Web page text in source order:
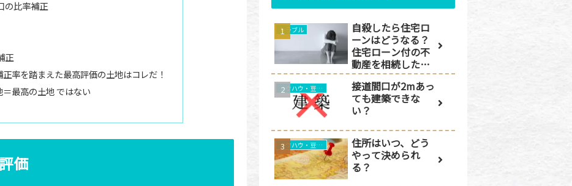
の比率補正
正
率を踏まえた最高評価の土地はコレだ！
最高の土地 ではない
価
トラブル
自殺したら住宅ロ
ーンはどうなる？
住宅ローン付の不
動産を相続した場
合の対処法
ノウハウ・豆知識
接道間口が2mあっ
ても建築できな
い？
ノウハウ・豆知識
住所はいつ、どう
やって決められ
る？